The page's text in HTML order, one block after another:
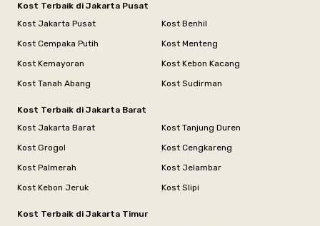
Kost Terbaik di Jakarta Pusat
Kost Jakarta Pusat
Kost Benhil
Kost Cempaka Putih
Kost Menteng
Kost Kemayoran
Kost Kebon Kacang
Kost Tanah Abang
Kost Sudirman
Kost Terbaik di Jakarta Barat
Kost Jakarta Barat
Kost Tanjung Duren
Kost Grogol
Kost Cengkareng
Kost Palmerah
Kost Jelambar
Kost Kebon Jeruk
Kost Slipi
Kost Terbaik di Jakarta Timur